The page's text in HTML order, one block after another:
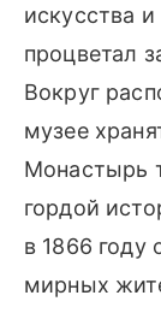
искусства
процветал
Вокруг
музее
Монастырь
гордой
в 1866 году
мирных